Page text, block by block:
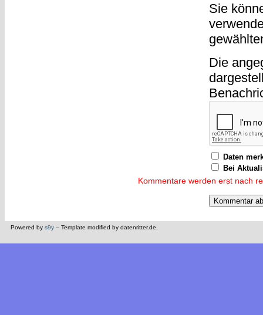
Sie
Die
Daten
Bei
Kommentare werden erst nach
Powered by s9y – Template modified by datenritter.de.